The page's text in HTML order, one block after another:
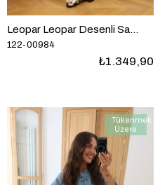
Leopar Leopar Desenli Saten Atlet Pantolon Takım
122-00984
₺1.349,90
Tükenmek
Üzere